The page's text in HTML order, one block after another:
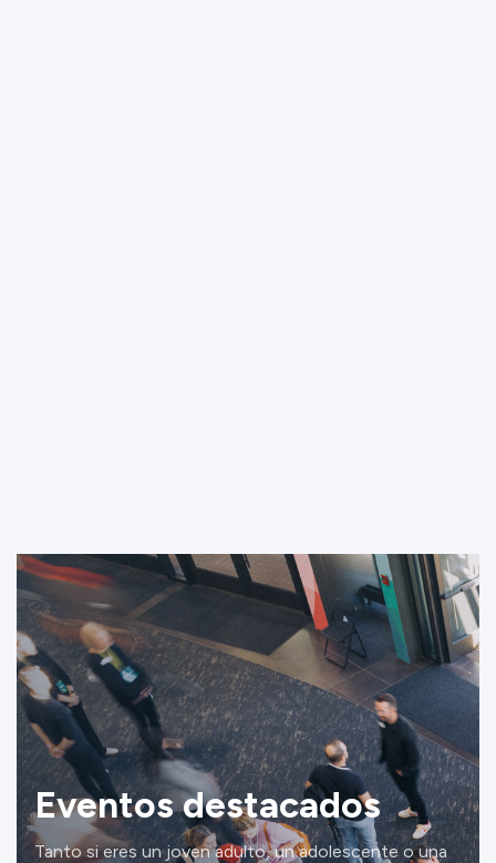
Eventos destacados
Tanto si eres un joven adulto, un adolescente o una